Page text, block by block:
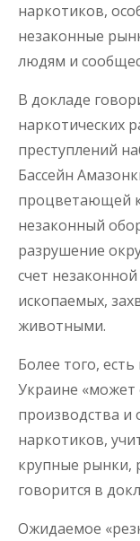
наркотиков,
незаконные
людям и
В докладе
наркотических
преступлений
Бассейн
процветающей
незаконный
разрушение
счет
ископаемых,
животными.
Более того,
Украине
производства и
наркотиков,
крупные рынки,
говорится в
Ожидаемое